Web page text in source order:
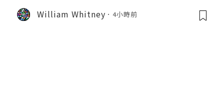
William Whitney 4小時前